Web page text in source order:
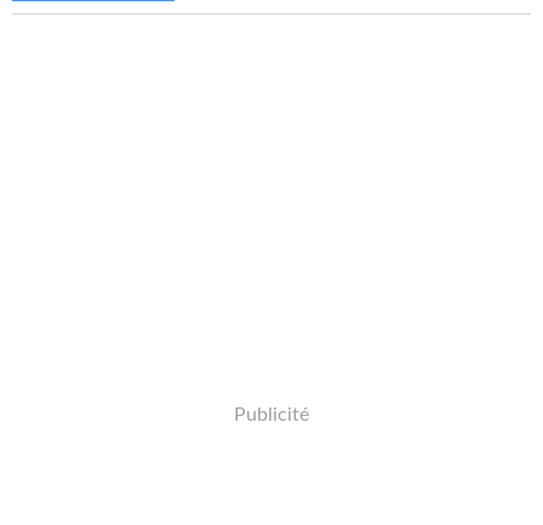
Publicité